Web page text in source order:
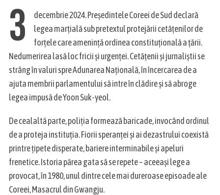
3
decembrie 2024. Președintele Coreei de Sud declară
legea marțială sub pretextul protejării cetățenilor de
forțele care amenință ordinea constituțională a țării.
Nedumerirea lasă loc fricii și urgenței. Cetățenii și jurnaliștii se
strâng în valuri spre Adunarea Națională, în încercarea de a
ajuta membrii parlamentului să intre în clădire și să abroge
legea impusă de Yoon Suk-yeol.
De cealaltă parte, poliția formează baricade, invocând ordinul
de a proteja instituția. Fiorii speranței și ai dezastrului coexistă
printre țipete disperate, bariere interminabile și apeluri
frenetice. Istoria părea gata să se repete – aceeași lege a
provocat, în 1980, unul dintre cele mai dureroase episoade ale
Coreei, Masacrul din Gwangju.
c
h
f
o
: